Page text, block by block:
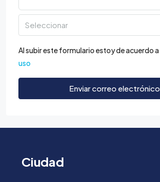
Seleccionar
Al subir este formulario estoy de acuerdo a
uso
Enviar correo electrónico
Ciudad